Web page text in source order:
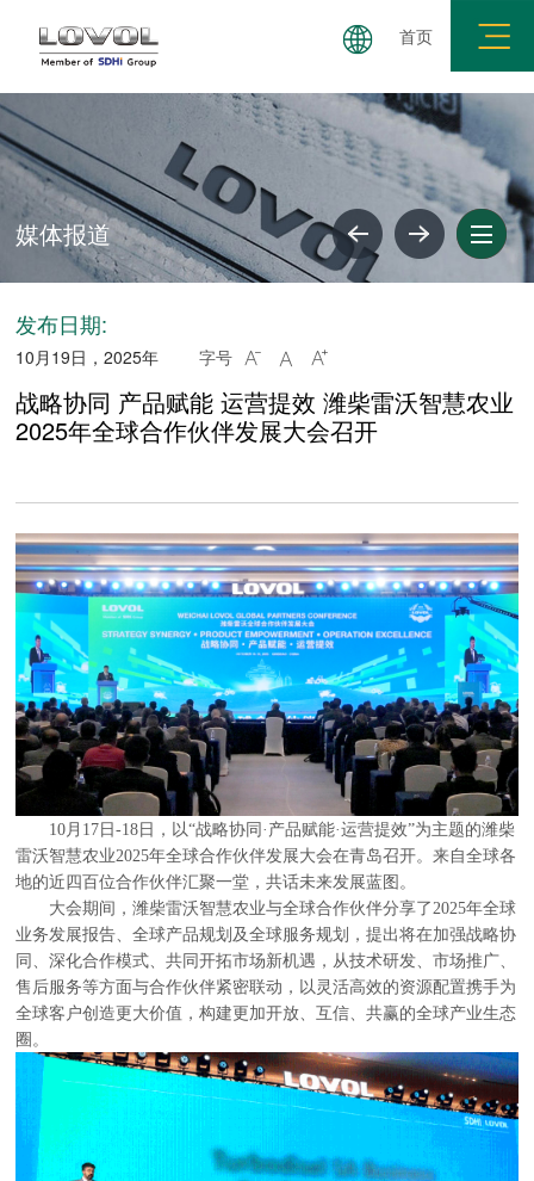
首页
媒体报道 共建要求 廉政举报 廉洁失信公示
媒体报道
发布日期:
10月19日，2025年 字号   
战略协同 产品赋能 运营提效 潍柴雷沃智慧农业
2025年全球合作伙伴发展大会召开
10月17日-18日，以“战略协同·产品赋能·运营提效”为主题的潍柴
雷沃智慧农业2025年全球合作伙伴发展大会在青岛召开。来自全球各
地的近四百位合作伙伴汇聚一堂，共话未来发展蓝图。
大会期间，潍柴雷沃智慧农业与全球合作伙伴分享了2025年全球
业务发展报告、全球产品规划及全球服务规划，提出将在加强战略协
同、深化合作模式、共同开拓市场新机遇，从技术研发、市场推广、
售后服务等方面与合作伙伴紧密联动，以灵活高效的资源配置携手为
全球客户创造更大价值，构建更加开放、互信、共赢的全球产业生态
圈。